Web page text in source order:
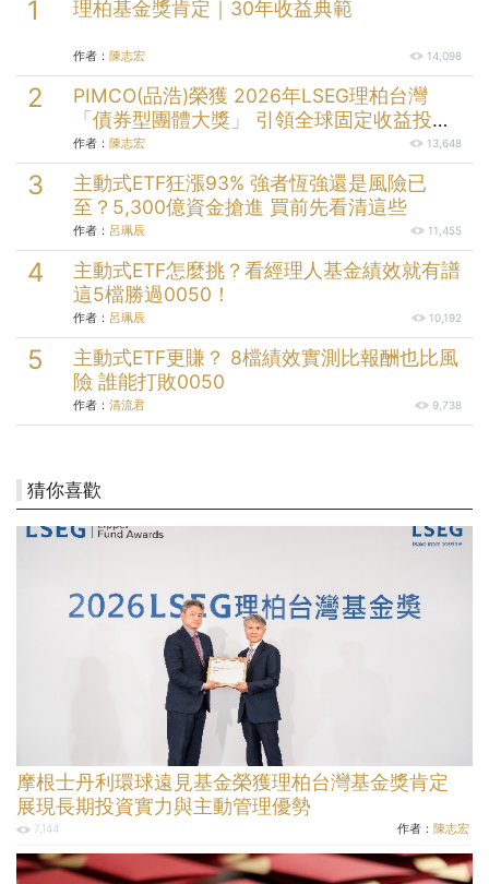
理柏基金獎肯定｜30年收益典範
作者： 陳志宏 14,098
PIMCO(品浩)榮獲 2026年LSEG理柏台灣
「債券型團體大獎」 引領全球固定收益投資
逾半世紀的投資實力
作者： 陳志宏 13,648
主動式ETF狂漲93% 強者恆強還是風險已
至？5,300億資金搶進 買前先看清這些
作者： 呂珮辰 11,455
主動式ETF怎麼挑？看經理人基金績效就有譜
這5檔勝過0050！
作者： 呂珮辰 10,192
主動式ETF更賺？ 8檔績效實測比報酬也比風
險 誰能打敗0050
作者： 清流君 9,738
猜你喜歡
摩根士丹利環球遠見基金榮獲理柏台灣基金獎肯定
展現長期投資實力與主動管理優勢
7,144 作者： 陳志宏